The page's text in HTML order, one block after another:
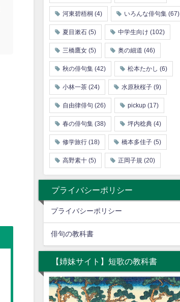
河東碧梧桐 (4) いろんな俳句集 (67)
夏目漱石 (5) 中学生向け (102)
三橋鷹女 (5) 奥の細道 (46)
秋の俳句集 (42) 松本たかし (6)
小林一茶 (24) 水原秋桜子 (9)
自由律俳句 (26) pickup (17)
春の俳句集 (38) 坪内稔典 (4)
修学旅行 (18) 橋本多佳子 (5)
高野素十 (5) 正岡子規 (20)
プライバシーポリシー
プライバシーポリシー
俳句の教科書
【姉妹サイト】短歌の教科書